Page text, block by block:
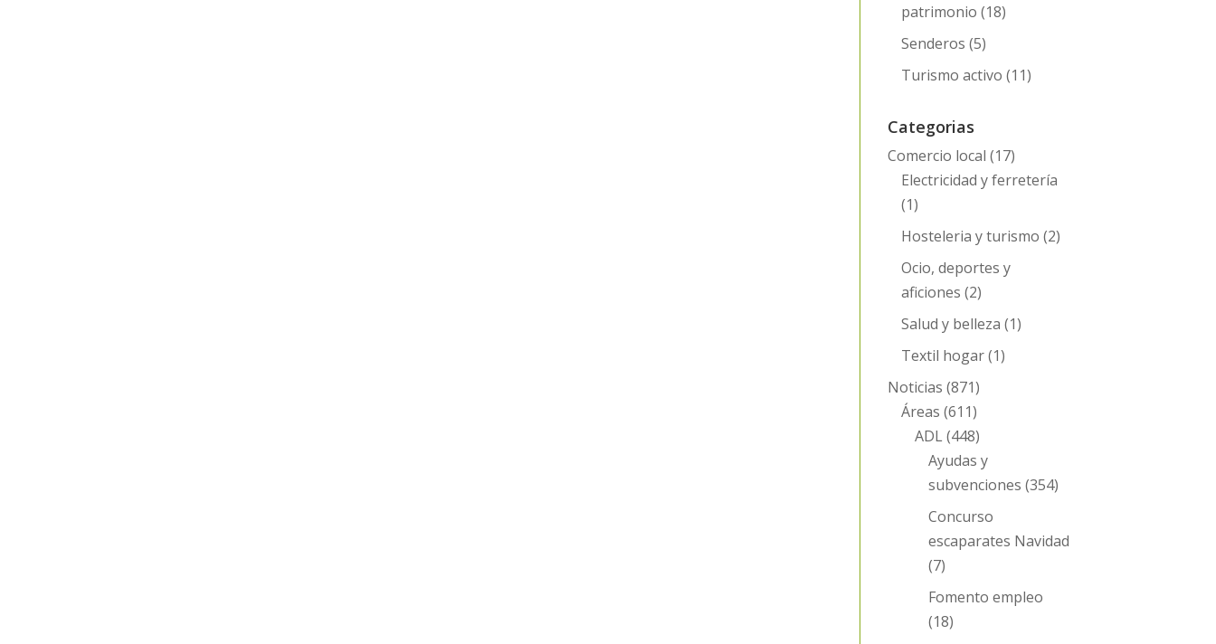
patrimonio (18)
Senderos (5)
Turismo activo (11)
Categorias
Comercio local (17)
Electricidad y ferretería
(1)
Hosteleria y turismo (2)
Ocio, deportes y
aficiones (2)
Salud y belleza (1)
Textil hogar(1)
Noticias (871)
Áreas (611)
ADL(448)
Ayudas y
subvenciones (354)
Concurso
escaparates Navidad
(7)
Fomento empleo
(18)